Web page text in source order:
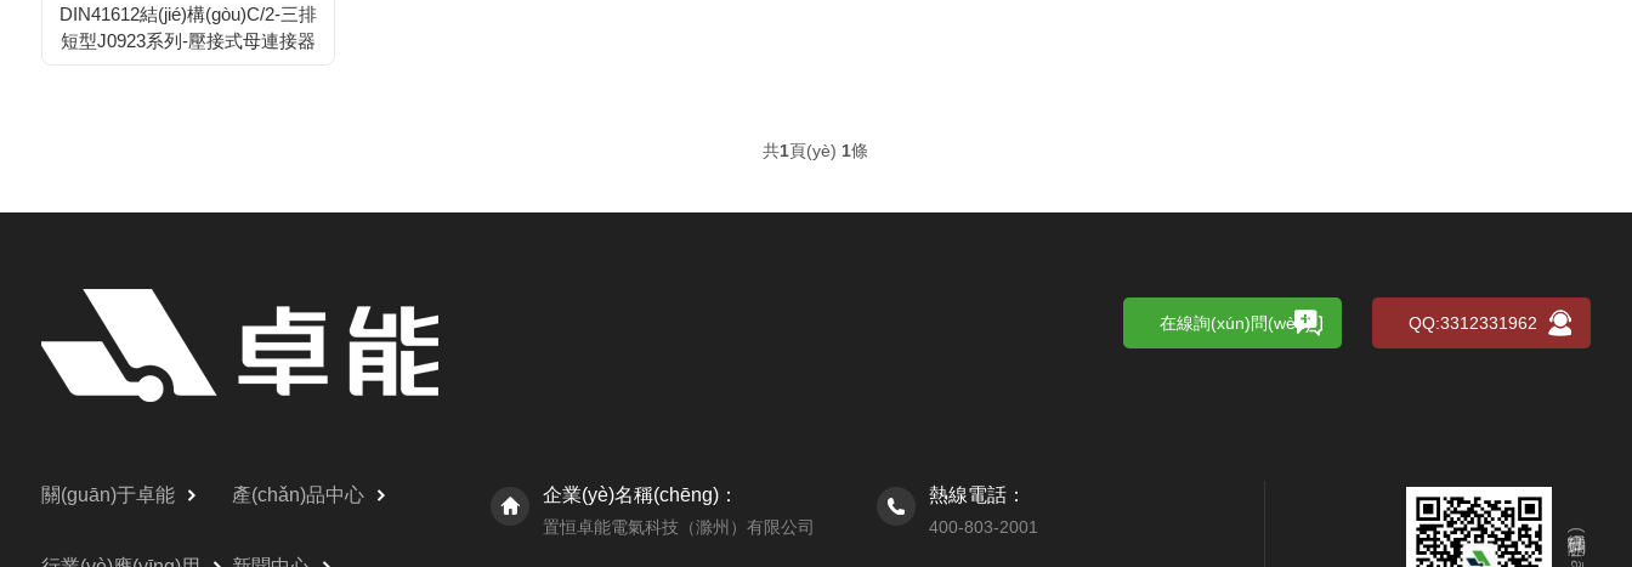
DIN41612結(jié)構(gòu)C/2-三排
短型J0923系列-壓接式母連接器
共1頁(yè) 1條
在線詢(xún)問(wèn) QQ:3312331962
關(guān)于卓能 產(chǎn)品中心 企業(yè)名稱(chēng)：
置恒卓能電氣科技（滁州）有限公司
熱線電話：
400-803-2001